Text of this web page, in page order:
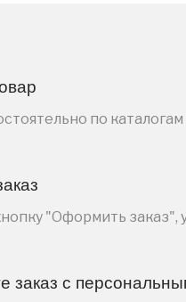
по
"Оформить заказ",
заказ с